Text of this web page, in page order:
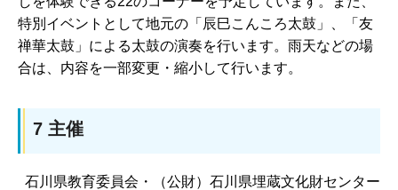
特別イベントとして地元の「辰巳こんころ太鼓」、「友
禅華太鼓」による太鼓の演奏を行います。雨天などの場
合は、内容を一部変更・縮小して行います。
7 主催
石川県教育委員会・（公財）石川県埋蔵文化財センター